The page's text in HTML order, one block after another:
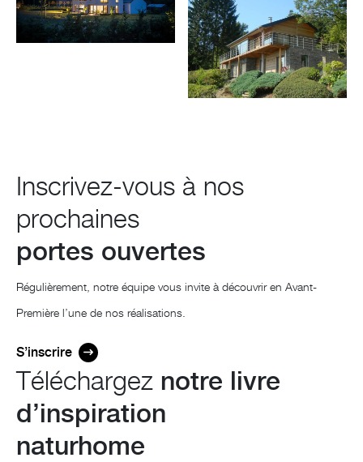
Inscrivez-vous à nos
prochaines
portes ouvertes
Régulièrement, notre équipe vous invite à découvrir en Avant-
Première l’une de nos réalisations.
S’inscrire
Téléchargez notre livre
d’inspiration
naturhome